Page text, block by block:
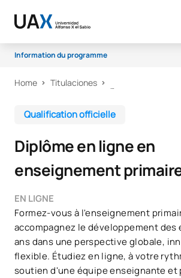
Information du programme
Programme
FAQ
Home Titulaciones
Qualification officielle
Diplôme en ligne en
enseignement
EN LIGNE
Formez-vous à l'enseignement
accompagnez le développement des
ans dans une perspective globale,
flexible. Étudiez en ligne, à votre
soutien d'une équipe enseignante et